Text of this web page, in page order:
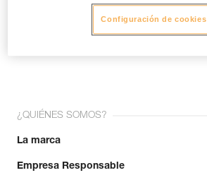
¡Únete a la comunidad!
¿QUIÉNES SOMOS?
La marca
Empresa Responsable
Configuración de cookies